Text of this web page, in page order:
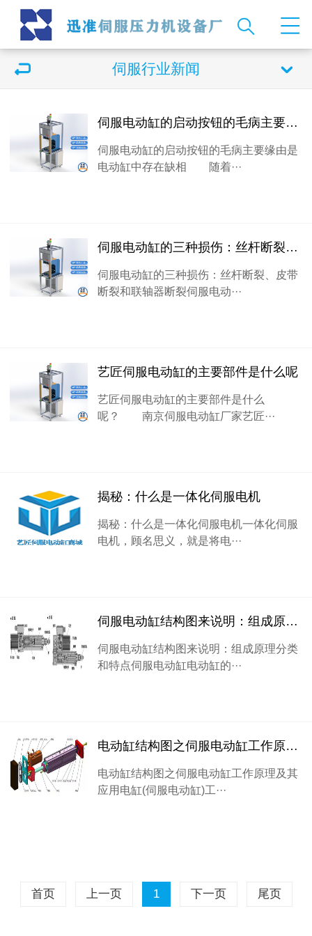
伺服行业新闻
伺服电动缸的启动按钮的毛病主要缘由是电动缸中存在缺相
伺服电动缸的启动按钮的毛病主要缘由是
电动缸中存在缺相 随着···
伺服电动缸的三种损伤：丝杆断裂、皮带断裂和联轴器断裂
伺服电动缸的三种损伤：丝杆断裂、皮带
断裂和联轴器断裂伺服电动···
艺匠伺服电动缸的主要部件是什么呢
艺匠伺服电动缸的主要部件是什么
呢？ 南京伺服电动缸厂家艺匠···
揭秘：什么是一体化伺服电机
揭秘：什么是一体化伺服电机一体化伺服
电机，顾名思义，就是将电···
伺服电动缸结构图来说明：组成原理和分类特点
伺服电动缸结构图来说明：组成原理分类
和特点伺服电动缸电动缸的···
电动缸结构图之伺服电动缸工作原理及其应用
电动缸结构图之伺服电动缸工作原理及其
应用电缸(伺服电动缸)工···
首页 上一页 1 下一页 尾页